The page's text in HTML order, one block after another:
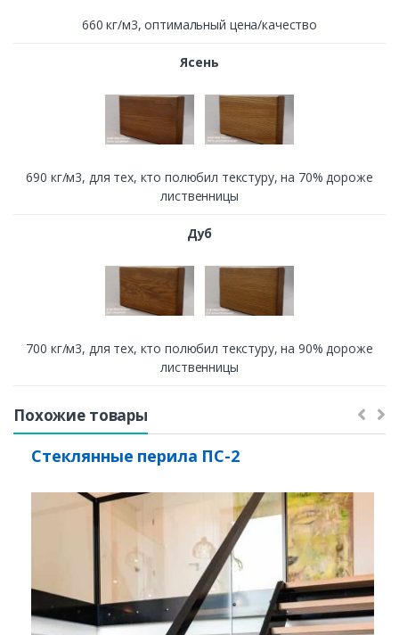
660 кг/м3, оптимальный цена/качество
Ясень
690 кг/м3, для тех, кто полюбил текстуру, на 70% дороже
лиственницы
Дуб
700 кг/м3, для тех, кто полюбил текстуру, на 90% дороже
лиственницы
Похожие товары
Стеклянные перила ПС-2